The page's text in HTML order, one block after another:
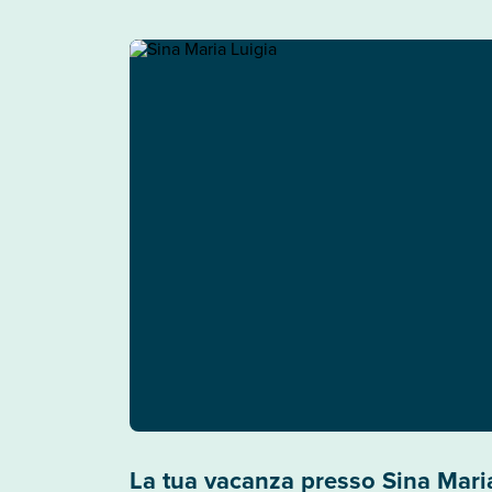
La tua vacanza presso Sina